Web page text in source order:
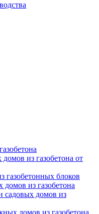
из газобетона от
газобетонных блоков
домов из газобетона
садовых домов из
домов из газобетона